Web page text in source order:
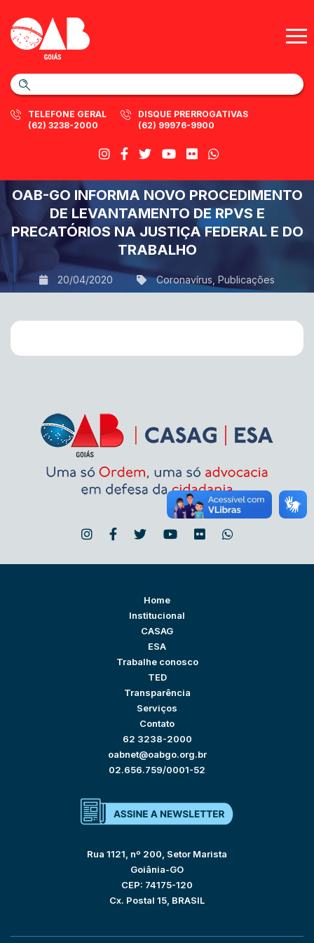
TELEFONE GERAL
(62) 3238-2000
DISQUE PRERROGATIVAS
(62) 99976-9900
OAB-GO INFORMA NOVO PROCEDIMENTO
DE LEVANTAMENTO DE RPVS E
PRECATÓRIOS NA JUSTIÇA FEDERAL E DO
TRABALHO
20/04/2020 Coronavírus Publicações
Home
Institucional
CASAG
ESA
Trabalhe conosco
TED
Transparência
Serviços
Contato
62 3238-2000
oabnet@oabgo.org.br
02.656.759/0001-52
Rua 1121, nº 200, Setor Marista
Goiânia-GO
CEP: 74175-120
Cx. Postal 15, BRASIL